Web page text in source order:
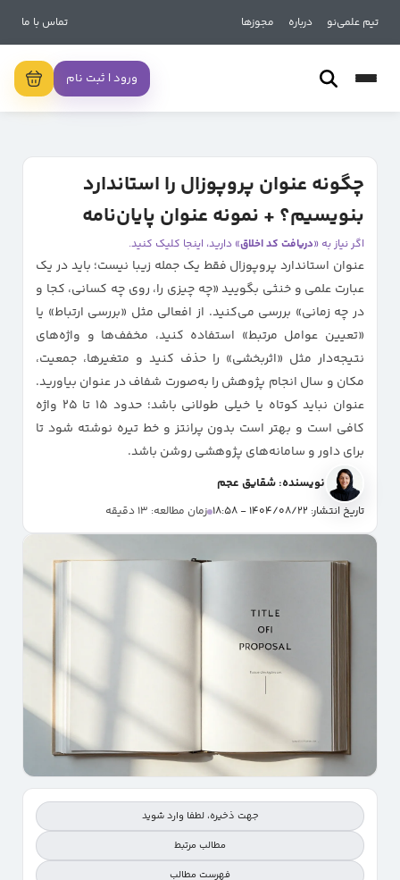
تیم علمی‌نو درباره مجوزها تماس با ما
ورود | ثبت نام
چگونه عنوان پروپوزال را استاندارد
بنویسیم؟ + نمونه عنوان پایان‌نامه
اگر نیاز به «دریافت کد اخلاق» دارید، اینجا کلیک کنید.
عنوان استاندارد پروپوزال فقط یک جمله زیبا نیست؛ باید در یک
عبارت علمی و خنثی بگویید «چه چیزی را، روی چه کسانی، کجا و
در چه زمانی» بررسی می‌کنید. از افعالی مثل «بررسی ارتباط» یا
«تعیین عوامل مرتبط» استفاده کنید، مخفف‌ها و واژه‌های
نتیجه‌دار مثل «اثربخشی» را حذف کنید و متغیرها، جمعیت،
مکان و سال انجام پژوهش را به‌صورت شفاف در عنوان بیاورید.
عنوان نباید کوتاه یا خیلی طولانی باشد؛ حدود ۱۵ تا ۲۵ واژه
کافی است و بهتر است بدون پرانتز و خط تیره نوشته شود تا
برای داور و سامانه‌های پژوهشی روشن باشد.
نویسنده: شقایق عجم
تاریخ انتشار: 1404/08/22 - 18:58 زمان مطالعه: 13 دقیقه
جهت ذخیره، لطفا وارد شوید
مطالب مرتبط
فهرست مطالب